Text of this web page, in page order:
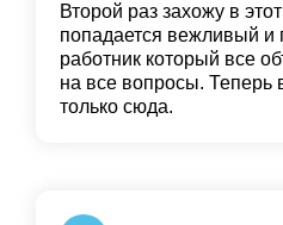
Второй раз захожу в
попадается вежливый и
работник который все
на все вопросы. Теперь
только сюда.